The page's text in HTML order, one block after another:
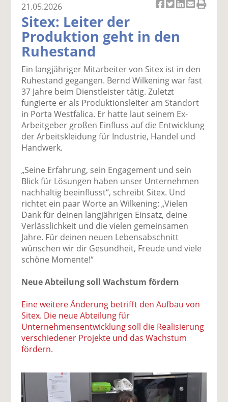
k
uf
F
ac
e
b
o
o
il
e
n
k
wi
tt
er
n
k
uf
Li
k
e
di
n
e
n
er
E
ai
l
v
er
d
e
ru
ck
n
21.05.2026
Sitex: Leiter der
Produktion geht in den
Ruhestand
Ein langjähriger Mitarbeiter von Sitex ist in den
Ruhestand gegangen. Bernd Wilkening war fast
37 Jahre beim Dienstleister tätig. Zuletzt
fungierte er als Produktionsleiter am Standort
in Porta Westfalica. Er hatte laut seinem Ex-
Arbeitgeber großen Einfluss auf die Entwicklung
der Arbeitskleidung für Industrie, Handel und
Handwerk.
„Seine Erfahrung, sein Engagement und sein
Blick für Lösungen haben unser Unternehmen
nachhaltig beeinflusst“, schreibt Sitex. Und
richtet ein paar Worte an Wilkening: „Vielen
Dank für deinen langjährigen Einsatz, deine
Verlässlichkeit und die vielen gemeinsamen
Jahre. Für deinen neuen Lebensabschnitt
wünschen wir dir Gesundheit, Freude und viele
schöne Momente!“
Neue Abteilung soll Wachstum fördern
Eine weitere Änderung betrifft den Aufbau von
Sitex. Die neue Abteilung für
Unternehmensentwicklung soll die Realisierung
verschiedener Projekte und das Wachstum
fördern.